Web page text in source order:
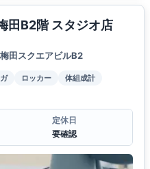
田B2階 スタジオ店
田スクエアビルB2
ロッカー
体組成計
定休日
要確認